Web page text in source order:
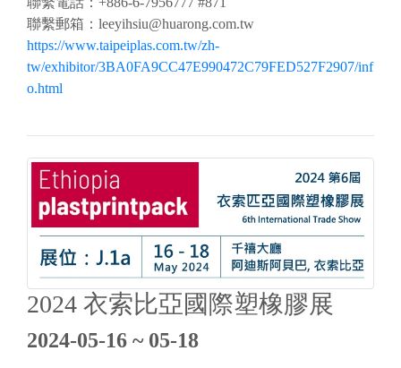
聯繫郵箱： leeyihsiu@huarong.com.tw
https://www.taipeiplas.com.tw/zh-
tw/exhibitor/3BA0FA9CC47E990472C79FED527F2907/inf
o.html
2024 衣索比亞國際塑橡膠展
2024-05-16 ~ 05-18